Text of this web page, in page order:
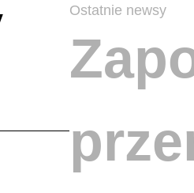
Ostatnie newsy